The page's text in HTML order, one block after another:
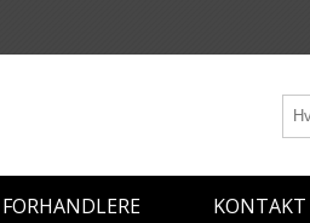
FORHANDLERE KONTAKT